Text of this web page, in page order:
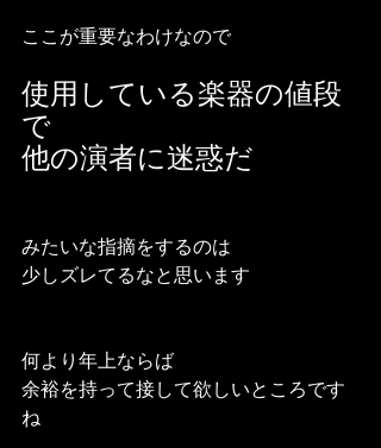
ここが重要なわけなので
使用している楽器の値段
で
他の演者に迷惑だ
みたいな指摘をするのは
少しズレてるなと思います
何より年上ならば
余裕を持って接して欲しいところです
ね